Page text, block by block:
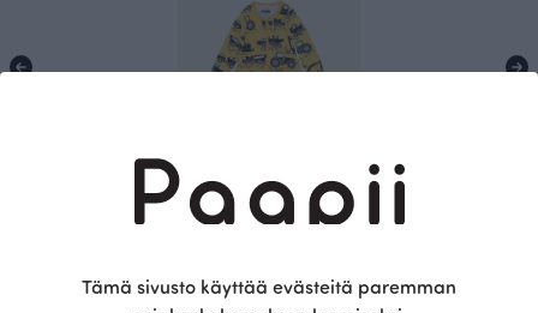
UNIPUSSI, Työkoneet
Tämä sivusto käyttää evästeitä paremman